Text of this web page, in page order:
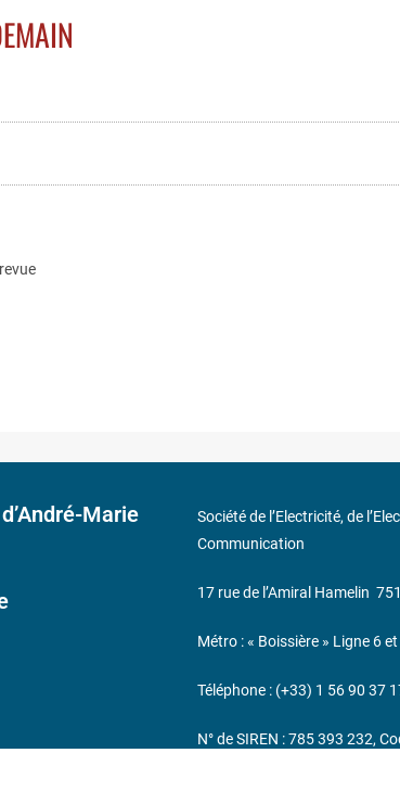
Marie
Société de l’Electricité, de
Communication
17 rue de l’Amiral Hamelin
Métro : « Boissière » Ligne 6
Téléphone : (+33) 1 56 90 37
N° de SIREN : 785 393 232,